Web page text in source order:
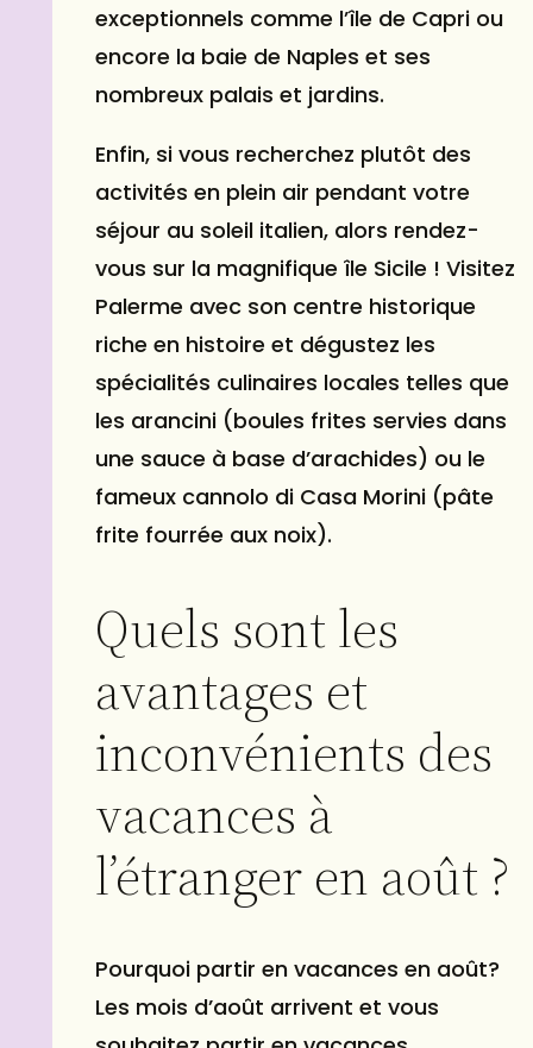
exceptionnels comme l’île de Capri ou
encore la baie de Naples et ses
nombreux palais et jardins.
Enfin, si vous recherchez plutôt des
activités en plein air pendant votre
séjour au soleil italien, alors rendez-
vous sur la magnifique île Sicile ! Visitez
Palerme avec son centre historique
riche en histoire et dégustez les
spécialités culinaires locales telles que
les arancini (boules frites servies dans
une sauce à base d’arachides) ou le
fameux cannolo di Casa Morini (pâte
frite fourrée aux noix).
Quels sont les
avantages et
inconvénients des
vacances à
l’étranger en août ?
Pourquoi partir en vacances en août?
Les mois d’août arrivent et vous